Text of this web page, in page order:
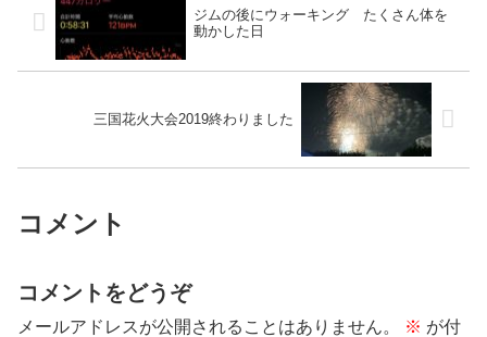
ジムの後にウォーキング たくさん体を
動かした日
三国花火大会2019終わりました
コメント
コメントをどうぞ
メールアドレスが公開されることはありません。 ※ が付